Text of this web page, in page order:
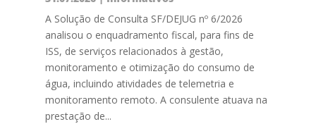
A Solução de Consulta SF/DEJUG nº 6/2026
analisou o enquadramento fiscal, para fins de
ISS, de serviços relacionados à gestão,
monitoramento e otimização do consumo de
água, incluindo atividades de telemetria e
monitoramento remoto. A consulente atuava na
prestação de...